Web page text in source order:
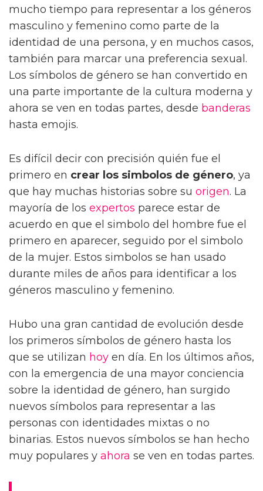
mucho tiempo para representar a los géneros
masculino y femenino como parte de la
identidad de una persona, y en muchos casos,
también para marcar una preferencia sexual.
Los símbolos de género se han convertido en
una parte importante de la cultura moderna y
ahora se ven en todas partes, desde banderas
hasta emojis.
Es difícil decir con precisión quién fue el
primero en crear los simbolos de género, ya
que hay muchas historias sobre su origen. La
mayoría de los expertos parece estar de
acuerdo en que el simbolo del hombre fue el
primero en aparecer, seguido por el simbolo
de la mujer. Estos simbolos se han usado
durante miles de años para identificar a los
géneros masculino y femenino.
Hubo una gran cantidad de evolución desde
los primeros símbolos de género hasta los
que se utilizan hoy en día. En los últimos años,
con la emergencia de una mayor conciencia
sobre la identidad de género, han surgido
nuevos símbolos para representar a las
personas con identidades mixtas o no
binarias. Estos nuevos símbolos se han hecho
muy populares y ahora se ven en todas partes.